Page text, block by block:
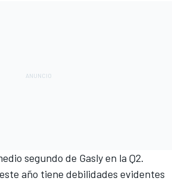
segundo de Gasly en la Q2.
año tiene debilidades evidentes